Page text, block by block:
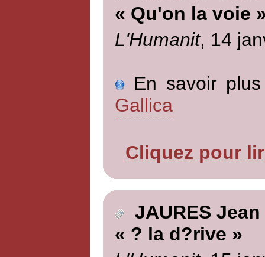
« Qu'on la voie
L'Humanit, 14
En savoir
Gallica
Cliquez pour
JAURES Jean
« ? la d?rive »